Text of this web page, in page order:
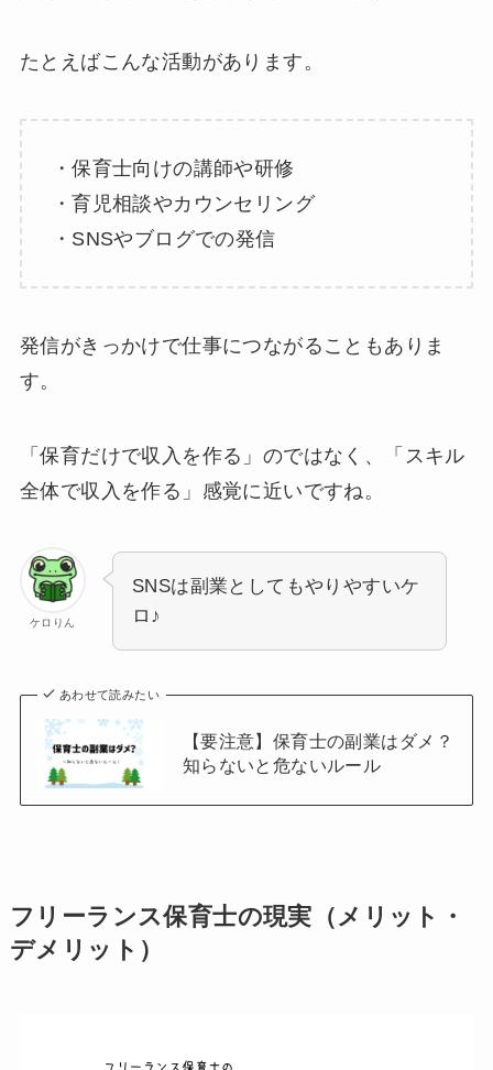
たとえばこんな活動があります。
・保育士向けの講師や研修
・育児相談やカウンセリング
・SNSやブログでの発信
発信がきっかけで仕事につながることもありま
す。
「保育だけで収入を作る」のではなく、「スキル
全体で収入を作る」感覚に近いですね。
ケロりん
SNSは副業としてもやりやすいケ
ロ♪
あわせて読みたい
【要注意】保育士の副業はダメ？
知らないと危ないルール
フリーランス保育士の現実（メリット・
デメリット）